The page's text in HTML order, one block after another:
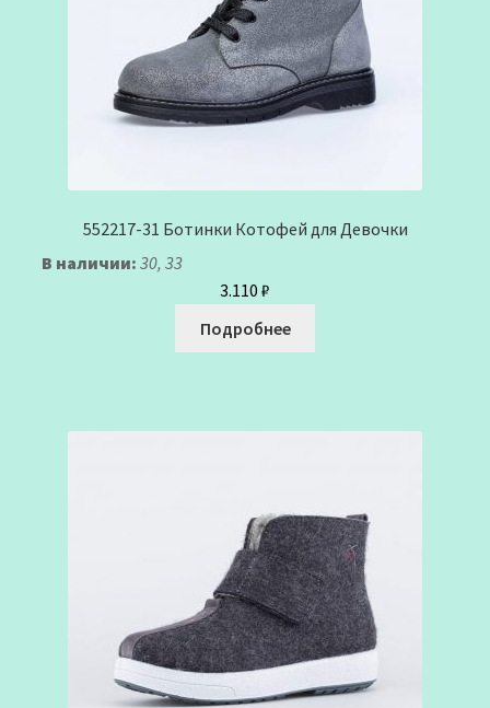
552217-31 Ботинки Котофей для Девочки
В наличии: 30, 33
3.110 ₽
Подробнее